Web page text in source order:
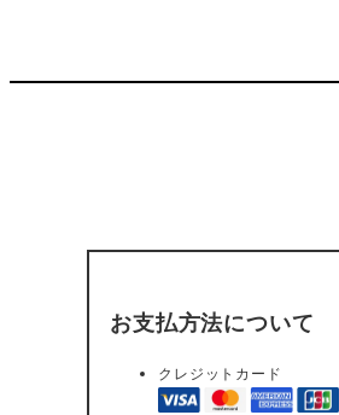
お支払方法について
クレジットカード